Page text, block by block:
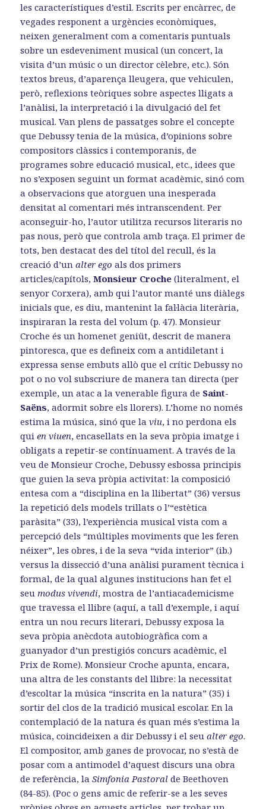
les característiques d’estil. Escrits per encàrrec, de
vegades responent a urgències econòmiques,
neixen generalment com a comentaris puntuals
sobre un esdeveniment musical (un concert, la
visita d’un músic o un director cèlebre, etc.). Són
textos breus, d’aparença lleugera, que vehiculen,
però, reflexions teòriques sobre aspectes lligats a
l’anàlisi, la interpretació i la divulgació del fet
musical. Van plens de passatges sobre el concepte
que Debussy tenia de la música, d’opinions sobre
compositors clàssics i contemporanis, de
programes sobre educació musical, etc., idees que
no s’exposen seguint un format acadèmic, sinó com
a observacions que atorguen una inesperada
densitat al comentari més intranscendent. Per
aconseguir-ho, l’autor utilitza recursos literaris no
pas nous, però que controla amb traça. El primer de
tots, ben destacat des del títol del recull, és la
creació d’unalter ego als dos primers
articles/capítols,Monsieur Croche (literalment, el
senyor Corxera), amb qui l’autor manté uns diàlegs
inicials que, es diu, mantenint la fal·làcia literària,
inspiraran la resta del volum (p. 47). Monsieur
Croche és un homenet geniüt, descrit de manera
pintoresca, que es defineix com a antidiletant i
expressa sense embuts allò que el crític Debussy no
pot o no vol subscriure de manera tan directa (per
exemple, un atac a la venerable figura de Saint-
Saëns, adormit sobre els llorers). L’home no només
estima la música, sinó que laviu, i no perdona els
quien viuen, encasellats en la seva pròpia imatge i
obligats a repetir-se contínuament. A través de la
veu de Monsieur Croche, Debussy esbossa principis
que guien la seva pròpia activitat: la composició
entesa com a “disciplina en la llibertat” (36) versus
la repetició dels models trillats o l’“estètica
paràsita” (33), l’experiència musical vista com a
percepció dels “múltiples moviments que les feren
néixer”, les obres, i de la seva “vida interior” (ib.)
versus la dissecció d’una anàlisi purament tècnica i
formal, de la qual algunes institucions han fet el
seu modus vivendi, mostra de l’antiacademicisme
que travessa el llibre (aquí, a tall d’exemple, i aquí
entra un nou recurs literari, Debussy exposa la
seva pròpia anècdota autobiogràfica com a
guanyador d’un prestigiós concurs acadèmic, el
Prix de Rome). Monsieur Croche apunta, encara,
una altra de les constants del llibre: la necessitat
d’escoltar la música “inscrita en la natura” (35) i
sortir del clos de la tradició musical escolar. En la
contemplació de la natura és quan més s’estima la
música, coincideixen a dir Debussy i el seualter ego.
El compositor, amb ganes de provocar, no s’està de
posar com a antimodel d’aquest discurs una obra
de referència, laSimfonia Pastoral de Beethoven
(84-85). (Poc o gens amic de referir-se a les seves